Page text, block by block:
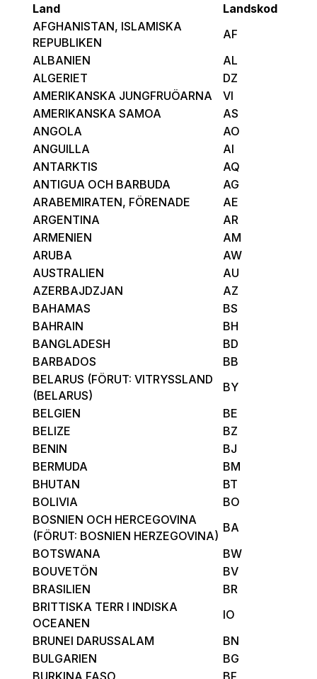
Land
Landskod
AFGHANISTAN, ISLAMISKA
REPUBLIKEN
AF
ALBANIEN
AL
ALGERIET
DZ
AMERIKANSKA JUNGFRUÖARNA
VI
AMERIKANSKA SAMOA
AS
ANGOLA
AO
ANGUILLA
AI
ANTARKTIS
AQ
ANTIGUA OCH BARBUDA
AG
ARABEMIRATEN, FÖRENADE
AE
ARGENTINA
AR
ARMENIEN
AM
ARUBA
AW
AUSTRALIEN
AU
AZERBAJDZJAN
AZ
BAHAMAS
BS
BAHRAIN
BH
BANGLADESH
BD
BARBADOS
BB
BELARUS (FÖRUT: VITRYSSLAND
(BELARUS)
BY
BELGIEN
BE
BELIZE
BZ
BENIN
BJ
BERMUDA
BM
BHUTAN
BT
BOLIVIA
BO
BOSNIEN OCH HERCEGOVINA
(FÖRUT: BOSNIEN HERZEGOVINA)
BA
BOTSWANA
BW
BOUVETÖN
BV
BRASILIEN
BR
BRITTISKA TERR I INDISKA
OCEANEN
IO
BRUNEI DARUSSALAM
BN
BULGARIEN
BG
BURKINA FASO
BF